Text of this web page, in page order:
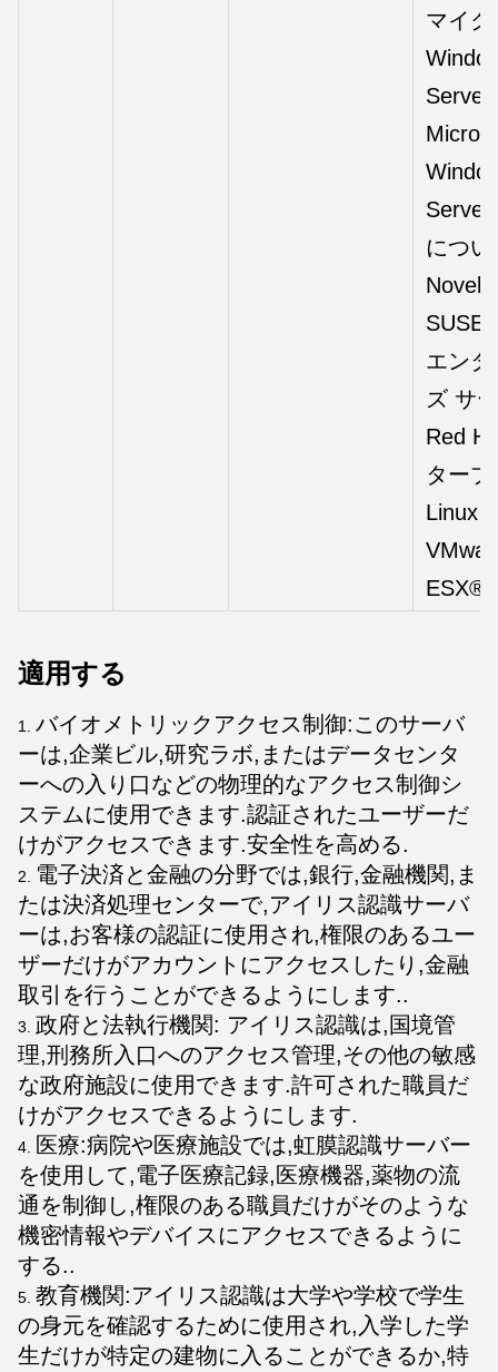
マイ
Server
につい
エン
ズ サ
Red
ター
Linux
ESX®
適用する
バイオメトリックアクセス制御:このサーバ
ーは,企業ビル,研究ラボ,またはデータセンタ
ーへの入り口などの物理的なアクセス制御シ
ステムに使用できます.認証されたユーザーだ
けがアクセスできます.安全性を高める.
電子決済と金融の分野では,銀行,金融機関,ま
たは決済処理センターで,アイリス認識サーバ
ーは,お客様の認証に使用され,権限のあるユー
ザーだけがアカウントにアクセスしたり,金融
取引を行うことができるようにします..
政府と法執行機関: アイリス認識は,国境管
理,刑務所入口へのアクセス管理,その他の敏感
な政府施設に使用できます.許可された職員だ
けがアクセスできるようにします.
医療:病院や医療施設では,虹膜認識サーバー
を使用して,電子医療記録,医療機器,薬物の流
通を制御し,権限のある職員だけがそのような
機密情報やデバイスにアクセスできるように
する..
教育機関:アイリス認識は大学や学校で学生
の身元を確認するために使用され,入学した学
生だけが特定の建物に入ることができるか,特